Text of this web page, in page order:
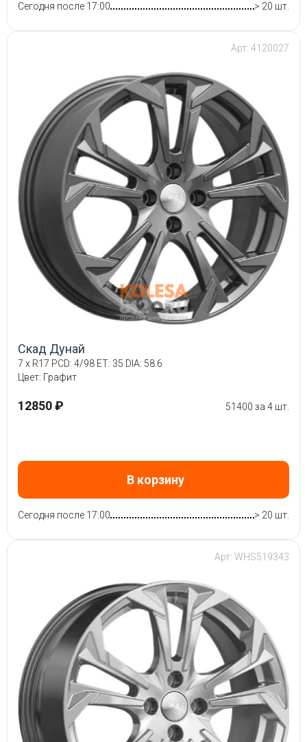
Сегодня после 17:00 > 20 шт.
Арт: 4120027
Скад Дунай
7 x R17 PCD: 4/98 ET: 35 DIA: 58.6
Цвет: Графит
12850 ₽ 51400 за 4 шт.
В корзину
Сегодня после 17:00 > 20 шт.
Арт: WHS519343